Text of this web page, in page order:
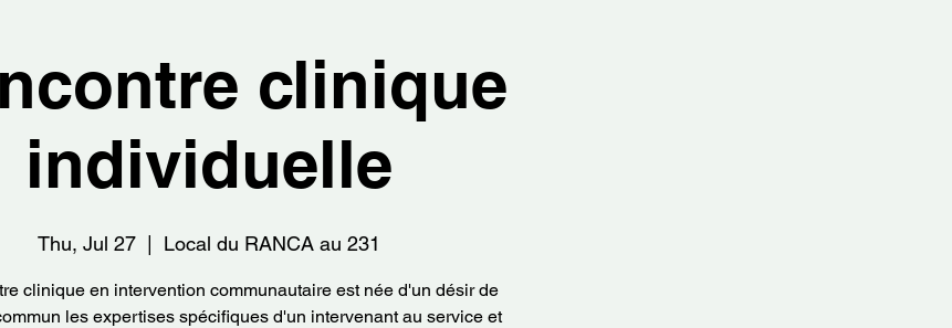
clinique
individuelle
Thu, Jul 27 Local du RANCA au 231
clinique en intervention communautaire est née d'un désir de
les expertises spécifiques d'un intervenant au service et